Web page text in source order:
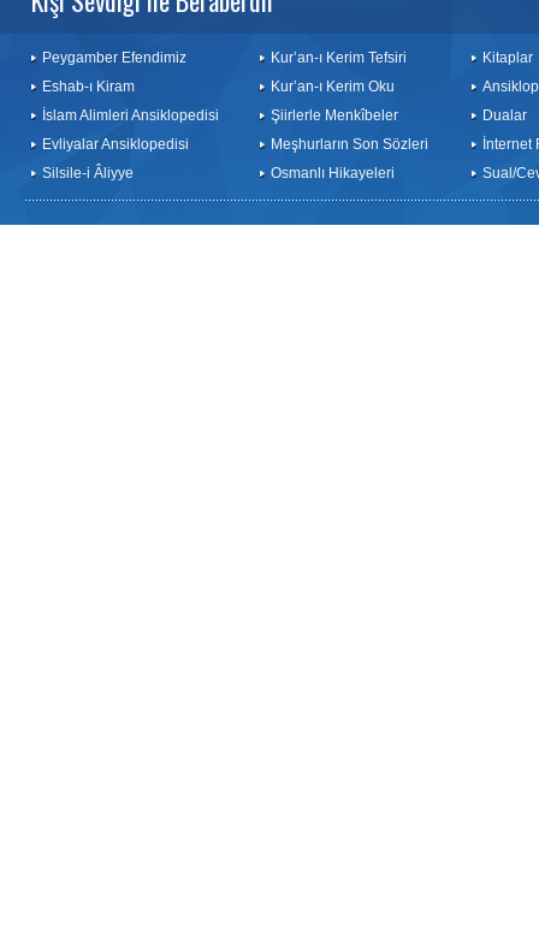
Peygamber Efendimiz
Eshab-ı Kiram
İslam Alimleri Ansiklopedisi
Evliyalar Ansiklopedisi
Silsile-i Âliyye
Kur’an-ı Kerim Tefsiri
Kur’an-ı Kerim Oku
Şiirlerle Menkîbeler
Meşhurların Son Sözleri
Osmanlı Hikayeleri
Kitaplar
Dualar
İnternet
Sual/